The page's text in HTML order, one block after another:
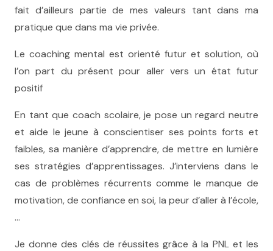
fait d’ailleurs partie de mes valeurs tant dans ma
pratique que dans ma vie privée.
Le coaching mental est orienté futur et solution, où
l’on part du présent pour aller vers un état futur
positif
En tant que coach scolaire, je pose un regard neutre
et aide le jeune à conscientiser ses points forts et
faibles, sa manière d’apprendre, de mettre en lumière
ses stratégies d’apprentissages. J’interviens dans le
cas de problèmes récurrents comme le manque de
motivation, de confiance en soi, la peur d’aller à l’école,
…
Je donne des clés de réussites grâce à la PNL et les